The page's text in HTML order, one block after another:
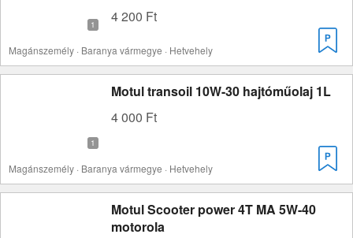
4 200 Ft
Magánszemély · Baranya vármegye · Hetvehely
Motul transoil 10W-30 hajtóműolaj 1L
4 000 Ft
Magánszemély · Baranya vármegye · Hetvehely
Motul Scooter power 4T MA 5W-40
motorola